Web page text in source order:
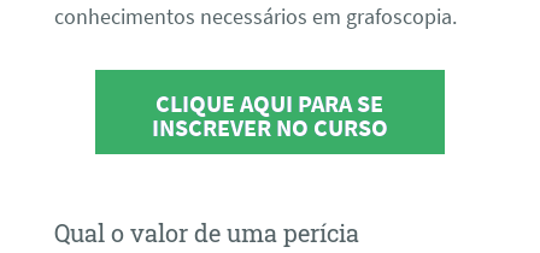
conhecimentos necessários em grafoscopia.
CLIQUE AQUI PARA SE
INSCREVER NO CURSO
Qual o valor de uma perícia